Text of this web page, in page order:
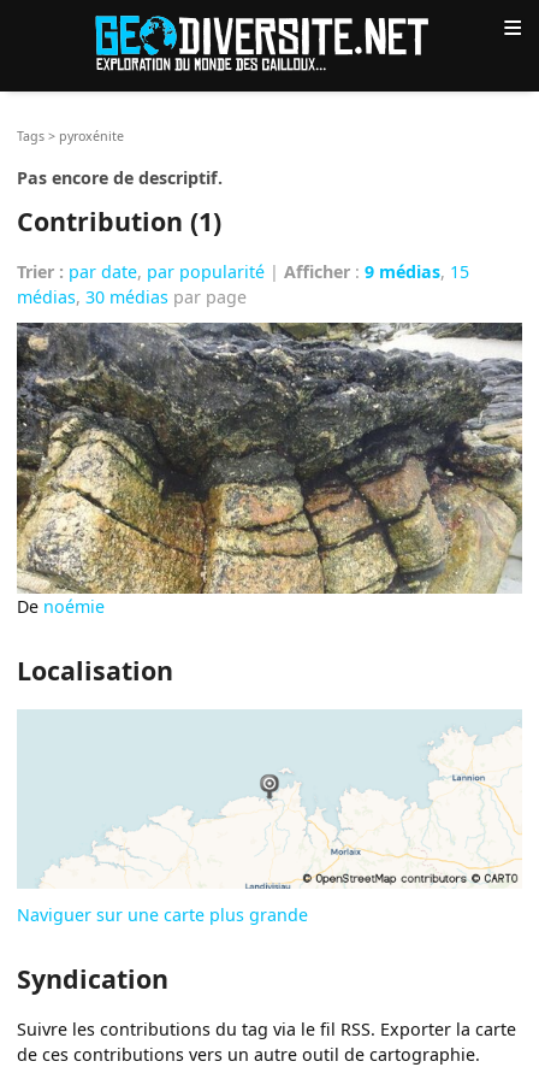
≡
Tags > pyroxénite
Pas encore de descriptif.
Contribution (1)
Trier : par date, par popularité |Afficher :9 médias, 15
médias,30 médias par page
De noémie
Localisation
Naviguer sur une carte plus grande
Syndication
Suivre les contributions du tag via le fil RSS. Exporter la carte
de ces contributions vers un autre outil de cartographie.